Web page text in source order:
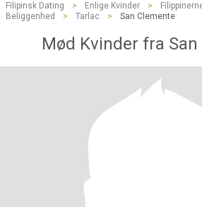
Filipinsk Dating > Enlige Kvinder >
Beliggenhed
> Tarlac > San Clemente
Mød Kvinder fra